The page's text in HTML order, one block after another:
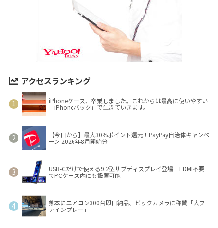
アクセスランキング
iPhoneケース、卒業しました。これからは最高に使いやすい
「iPhoneバック」で生きていきます。
【今日から】最大30％ポイント還元！PayPay自治体キャンペ
ーン 2026年8月開始分
USB-Cだけで使える9.2型サブディスプレイ登場 HDMI不要
でPCケース内にも設置可能
熊本にエアコン300台即日納品、ビックカメラに称賛「大フ
ァインプレー」